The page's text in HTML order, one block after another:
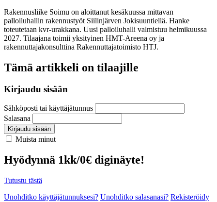
Rakennusliike Soimu on aloittanut kesäkuussa mittavan
palloiluhallin rakennustyöt Siilinjärven Jokisuuntiellä. Hanke
toteutetaan kvr-urakkana. Uusi palloiluhalli valmistuu helmikuussa
2027. Tilaajana toimii yksityinen HMT-Areena oy ja
rakennuttajakonsulttina Rakennuttajatoimisto HTJ.
Tämä artikkeli on tilaajille
Kirjaudu sisään
Sähköposti tai käyttäjätunnus
Salasana
Kirjaudu sisään
Muista minut
Hyödynnä 1kk/0€ diginäyte!
Tutustu tästä
Unohditko käyttäjätunnuksesi? Unohditko salasanasi? Rekisteröidy